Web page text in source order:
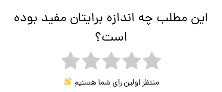
این مطلب چه اندازه برایتان مفید بوده
است؟
منتظر اولین رای شما هستیم